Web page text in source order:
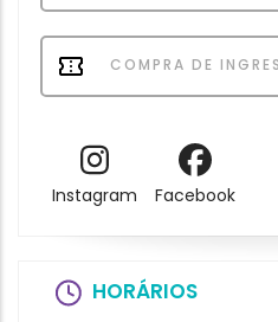
COMPRA DE
Instagram Facebook
HORÁRIOS